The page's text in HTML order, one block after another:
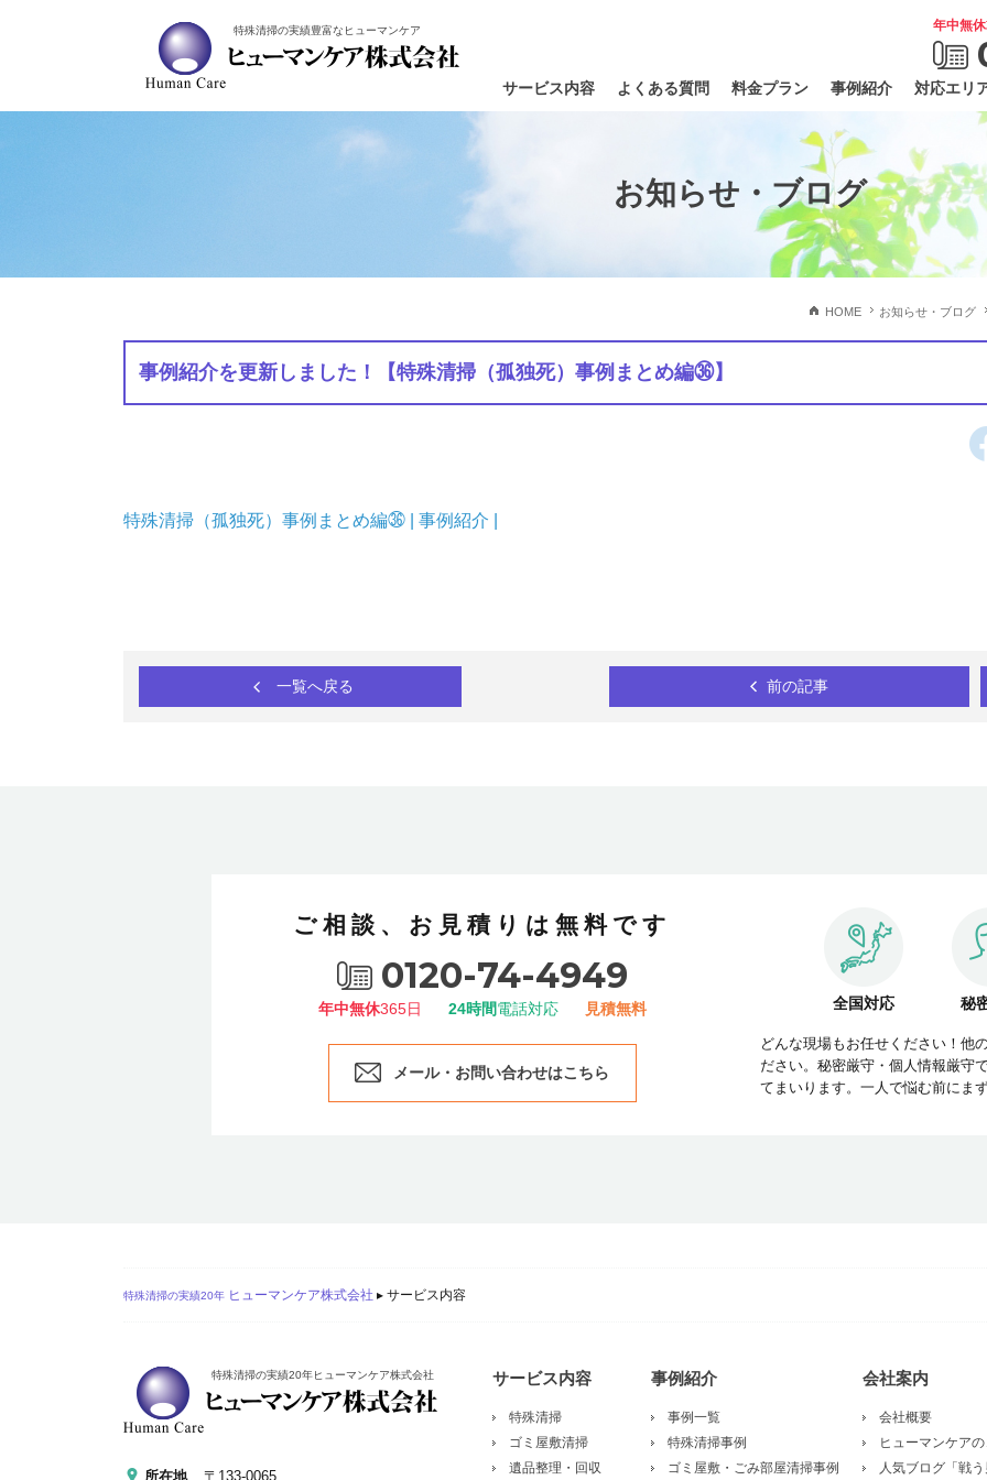
特殊清掃の実績豊富なヒューマンケア
サービス内容 よくある質問 料金プラン 事例紹介 対応エリ
年中無休
お知らせ・ブログ
HOME お知らせ・ブログ
事例紹介を更新しました！【特殊清掃（孤独死）事例まとめ編㊱】
特殊清掃（孤独死）事例まとめ編㊱ | 事例紹介 |
一覧へ戻る 前の記事
ご相談、お見積りは無料です
0120-74-4949
年中無休365日 24時間電話対応 見積無料
メール・お問い合わせはこちら
全国対応 秘
どんな現場もお任せください！他
ださい。秘密厳守・個人情報厳守
てまいります。一人で悩む前にま
特殊清掃の実績20年 ヒューマンケア株式会社 ▸ サービス内容
特殊清掃の実績20年ヒューマンケア株式会社
所在地 〒133-0065
サービス内容
特殊清掃
ゴミ屋敷清掃
遺品整理・回収
事例紹介
事例一覧
特殊清掃事例
ゴミ屋敷・ごみ部屋清掃事例
会社案内
会社概要
ヒューマンケア
人気ブログ「戦